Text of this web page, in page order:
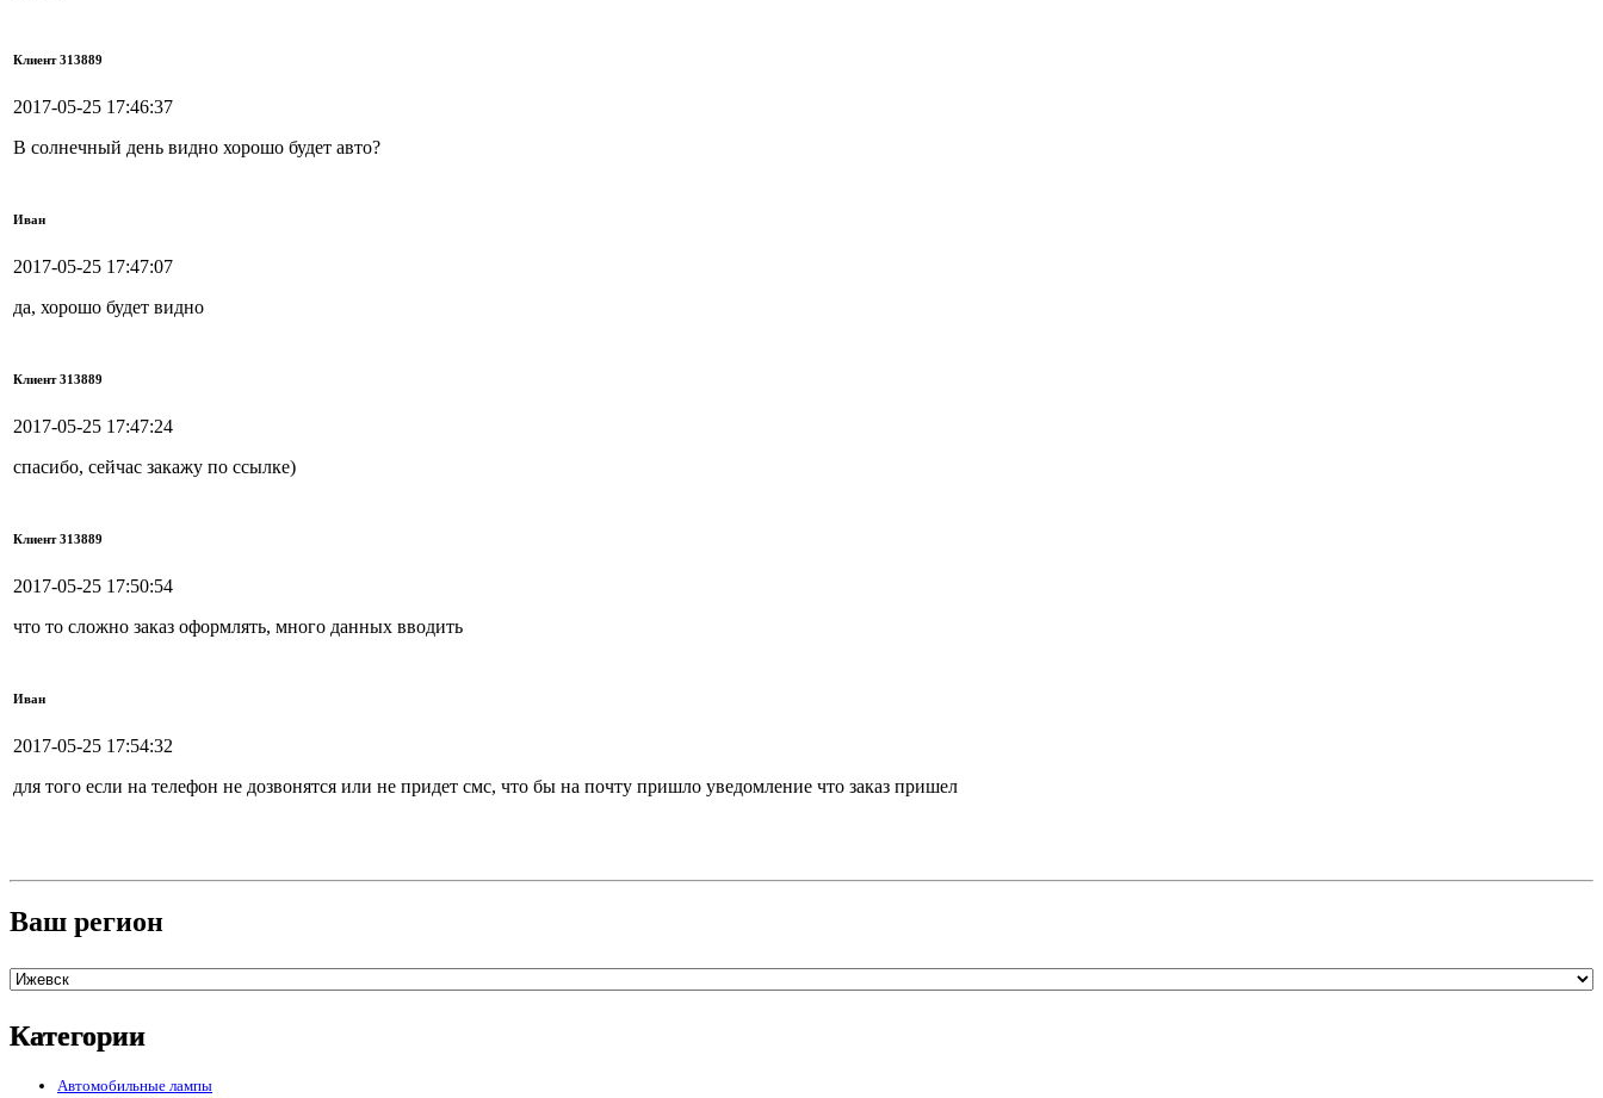
Клиент 313889
2017-05-25 17:46:37
В солнечный день видно хорошо будет авто?
Иван
2017-05-25 17:47:07
да, хорошо будет видно
Клиент 313889
2017-05-25 17:47:24
спасибо, сейчас закажу по ссылке)
Клиент 313889
2017-05-25 17:50:54
что то сложно заказ оформлять, много данных вводить
Иван
2017-05-25 17:54:32
для того если на телефон не дозвонятся или не придет смс, что бы на почту пришло уведомление что заказ пришел
Ваш регион
Категории
Автомобильные лампы